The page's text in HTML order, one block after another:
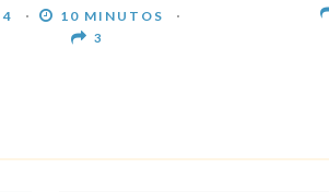
4 10 MINUTOS
3